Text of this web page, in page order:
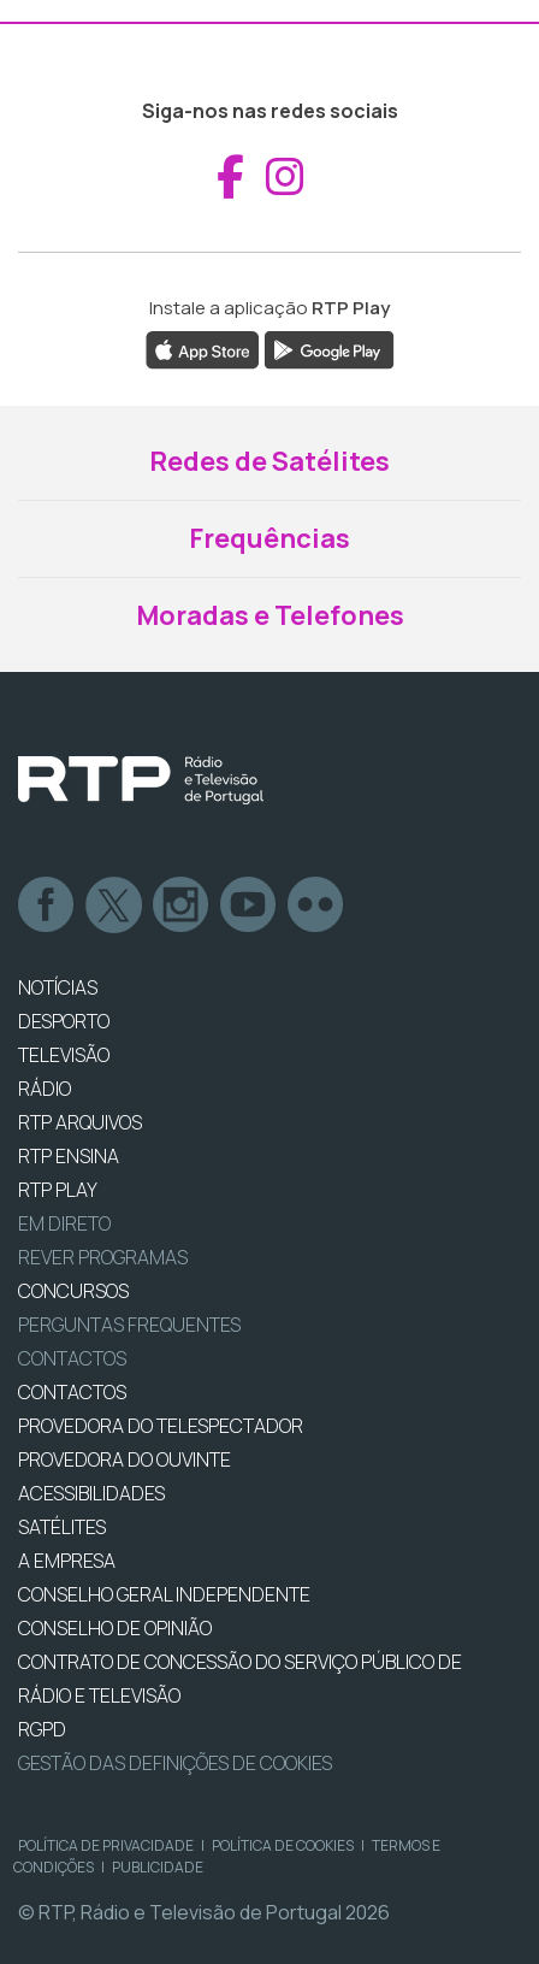
Siga-nos nas redes sociais
Aceder ao
Instale a aplicação RTP Play
Redes de Satélites
Frequências
Moradas e Telefones
NOTÍCIAS
DESPORTO
TELEVISÃO
RÁDIO
RTP ARQUIVOS
RTP ENSINA
RTP PLAY
EM DIRETO
REVER PROGRAMAS
CONCURSOS
PERGUNTAS FREQUENTES
CONTACTOS
CONTACTOS
PROVEDORA DO TELESPECTADOR
PROVEDORA DO OUVINTE
ACESSIBILIDADES
SATÉLITES
A EMPRESA
CONSELHO GERAL INDEPENDENTE
CONSELHO DE OPINIÃO
CONTRATO DE CONCESSÃO DO SERVIÇO PÚBLICO DE
RÁDIO E TELEVISÃO
RGPD
GESTÃO DAS DEFINIÇÕES DE COOKIES
POLÍTICA DE PRIVACIDADE | POLÍTICA DE COOKIES | TERMOS E
CONDIÇÕES | PUBLICIDADE
© RTP, Rádio e Televisão de Portugal 2026